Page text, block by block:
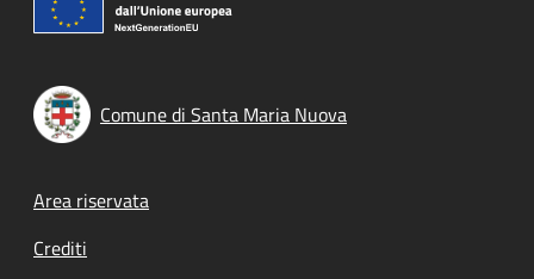
Comune di Santa Maria Nuova
Footer menu
Area riservata
Crediti